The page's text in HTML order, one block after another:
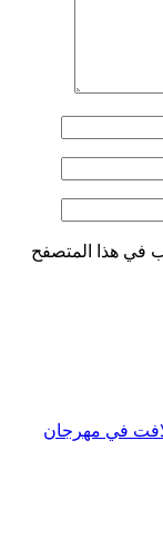
في هذا المتصفح
في مهرجان